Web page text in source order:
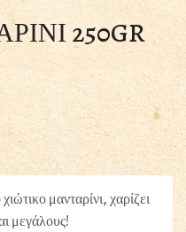
250GR
μανταρίνι, χαρίζει
μεγάλους!